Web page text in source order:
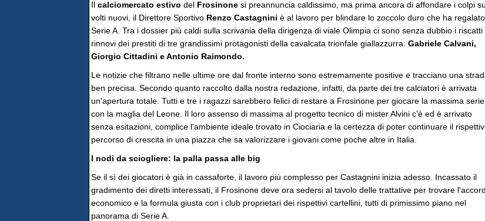
Il calciomercato estivo del Frosinone si preannuncia caldissimo, ma prima ancora di affondare i colpi
volti nuovi, il Direttore Sportivo Renzo Castagnini è al lavoro per blindare lo zoccolo duro che ha
Serie A. Tra i dossier più caldi sulla scrivania della dirigenza di viale Olimpia ci sono senza dubbio i riscatti
rinnovi dei prestiti di tre grandissimi protagonisti della cavalcata trionfale giallazzurra: Gabriele Calvani,
Giorgio Cittadini e Antonio Raimondo.
Le notizie che filtrano nelle ultime ore dal fronte interno sono estremamente positive e tracciano una
ben precisa. Secondo quanto raccolto dalla nostra redazione, infatti, da parte dei tre calciatori è arrivata
un'apertura totale. Tutti e tre i ragazzi sarebbero felici di restare a Frosinone per giocare la massima serie
con la maglia del Leone. Il loro assenso di massima al progetto tecnico di mister Alvini c'è ed è arrivato
senza esitazioni, complice l'ambiente ideale trovato in Ciociaria e la certezza di poter continuare il
percorso di crescita in una piazza che sa valorizzare i giovani come poche altre in Italia.
I nodi da sciogliere: la palla passa alle big
Se il sì dei giocatori è già in cassaforte, il lavoro più complesso per Castagnini inizia adesso. Incassato il
gradimento dei diretti interessati, il Frosinone deve ora sedersi al tavolo delle trattative per trovare
economico e la formula giusta con i club proprietari dei rispettivi cartellini, tutti di primissimo piano nel
panorama di Serie A.